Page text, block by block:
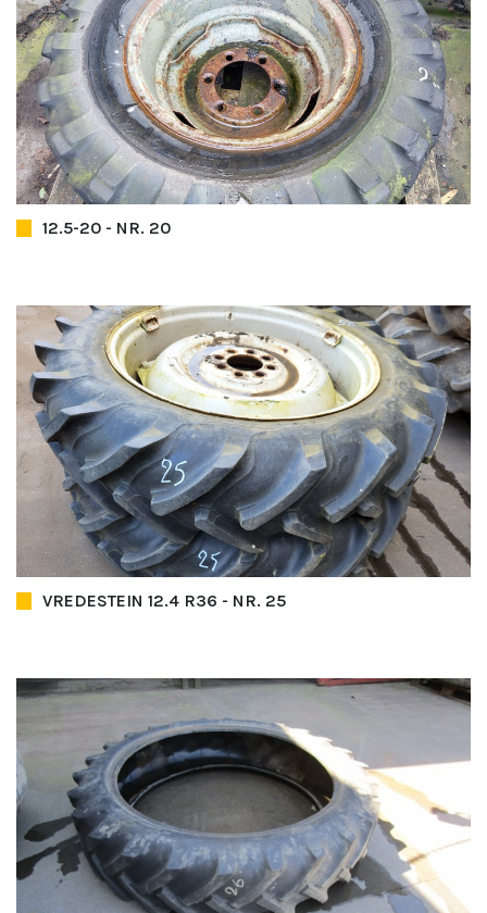
12.5-20 - NR. 20
VREDESTEIN 12.4 R36 - NR. 25